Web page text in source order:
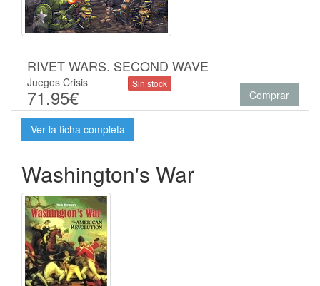
RIVET WARS. SECOND WAVE
Juegos Crisis
71.95€
Sin stock
Comprar
Ver la ficha completa
Washington's War